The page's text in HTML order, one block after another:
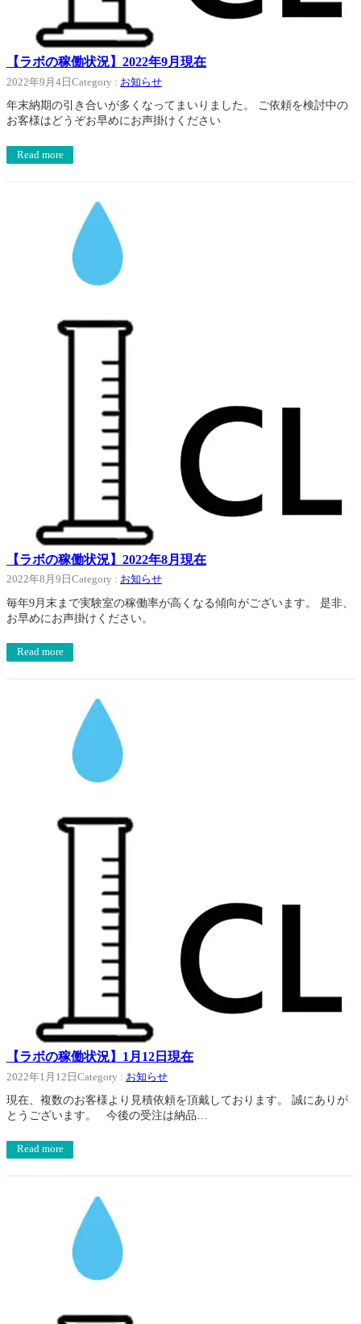
【ラボの稼働状況】2022年9月現在
2022年9月4日 Category : お知らせ
年末納期の引き合いが多くなってまいりました。 ご依頼を検討中の
お客様はどうぞお早めにお声掛けください
Read more
【ラボの稼働状況】2022年8月現在
2022年8月9日 Category : お知らせ
毎年9月末まで実験室の稼働率が高くなる傾向がございます。 是非、
お早めにお声掛けください。
Read more
【ラボの稼働状況】1月12日現在
2022年1月12日 Category : お知らせ
現在、複数のお客様より見積依頼を頂戴しております。 誠にありが
とうございます。 今後の受注は納品…
Read more